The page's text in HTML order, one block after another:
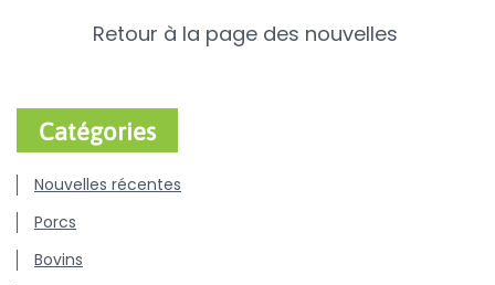
Retour à la page des nouvelles
Catégories
Nouvelles récentes
Porcs
Bovins